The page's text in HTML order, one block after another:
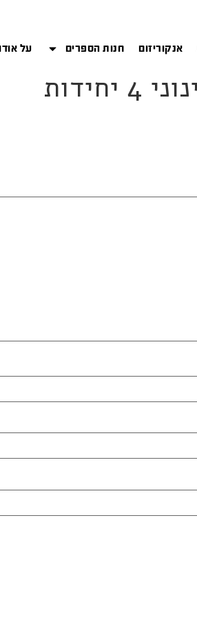
אנקוריזום חנות הספרים על